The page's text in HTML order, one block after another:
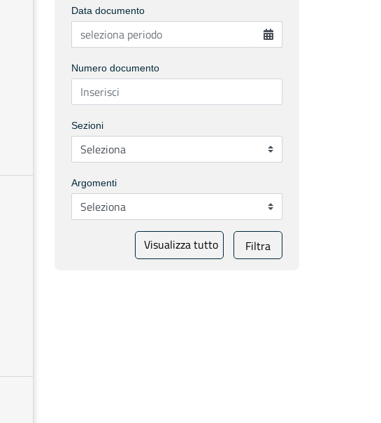
Data documento
Numero documento
Sezioni
Argomenti
Visualizza tutto Filtra